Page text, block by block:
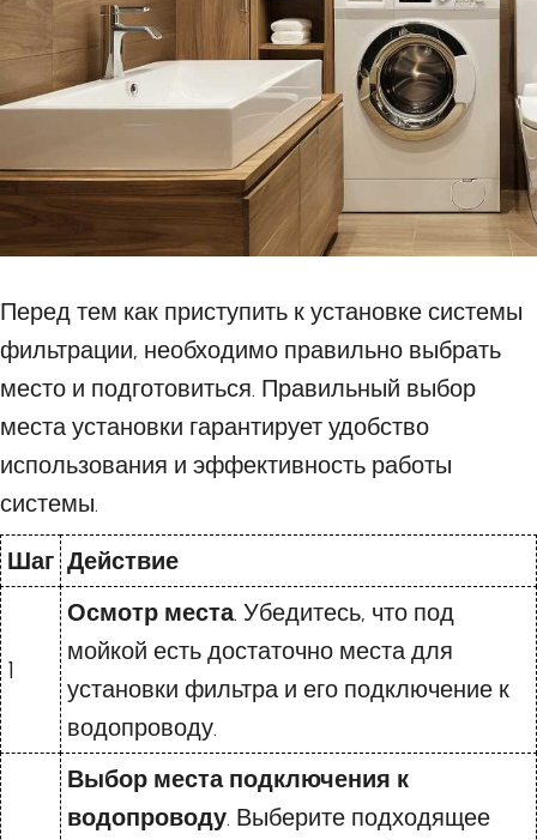
Перед тем как приступить к установке системы
фильтрации, необходимо правильно выбрать
место и подготовиться. Правильный выбор
места установки гарантирует удобство
использования и эффективность работы
системы.
Шаг Действие
1
Осмотр места. Убедитесь, что под
мойкой есть достаточно места для
установки фильтра и его подключение к
водопроводу.
Выбор места подключения к
водопроводу. Выберите подходящее